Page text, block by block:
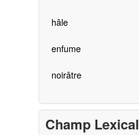
hâle
enfume
noirâtre
Champ Lexical